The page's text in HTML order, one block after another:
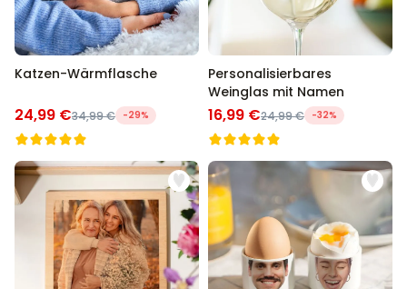
Katzen-Wärmflasche
24,99 €34,99 € -29%
Personalisierbares
Weinglas mit Namen
16,99 €24,99 € -32%